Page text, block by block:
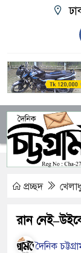
প্রচ্ছদ
রান
দৈনিক